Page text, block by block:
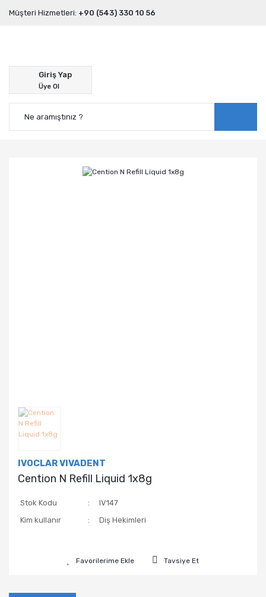
Müşteri Hizmetleri: +90 (543) 330 10 56
Giriş Yap
Üye Ol
IVOCLAR VIVADENT
Cention N Refill Liquid 1x8g
Stok Kodu
IV147
Kim kullanır
Diş Hekimleri
Tavsiye Et